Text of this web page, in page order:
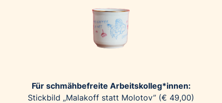
Für schmähbefreite Arbeitskolleg*innen:
Stickbild „Malakoff statt Molotov” (€ 49,00)